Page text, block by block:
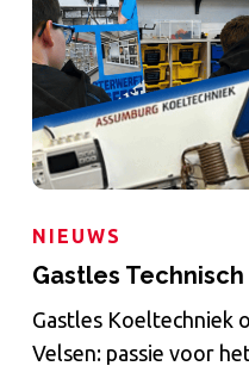
NIEUWS
Gastles
Gastles Koeltechniek
Velsen: passie voor